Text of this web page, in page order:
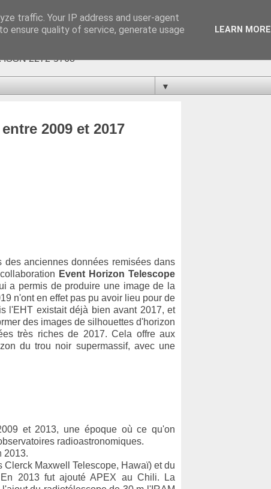
ISSN 2272-5768
▼
2009 et 2017
anciennes données remisées dans
Event Horizon Telescope
a permis de produire une image de la
n'ont en effet pas pu avoir lieu pour de
l'EHT existait déjà bien avant 2017, et
des images de silhouettes d'horizon
très riches de 2017. Cela offre aux
du trou noir supermassif, avec une
et 2013, une époque où ce qu'on
radioastronomiques.
2013.
Maxwell Telescope, Hawaï) et du
En 2013 fut ajouté APEX au Chili. La
traffic. Your IP address and user-agent
ensure quality of service, generate usage
LEARN MORE